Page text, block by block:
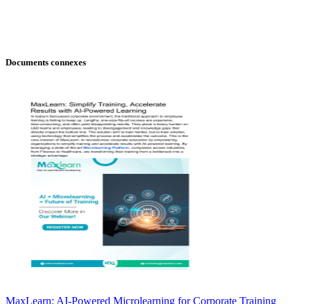
Documents connexes
MaxLearn: AI-Powered Microlearning for Corporate Training